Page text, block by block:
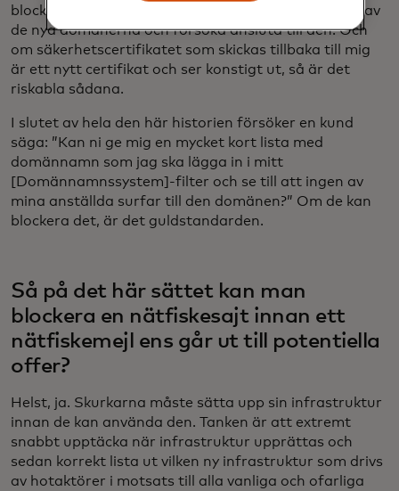
blockera den.” Vi kan istället gå igenom varenda en av
de nya domänerna och försöka ansluta till den. Och
om säkerhetscertifikatet som skickas tillbaka till mig
är ett nytt certifikat och ser konstigt ut, så är det
riskabla sådana.
I slutet av hela den här historien försöker en kund
säga: ”Kan ni ge mig en mycket kort lista med
domännamn som jag ska lägga in i mitt
[Domännamnssystem]-filter och se till att ingen av
mina anställda surfar till den domänen?” Om de kan
blockera det, är det guldstandarden.
Så på det här sättet kan man
blockera en nätfiskesajt innan ett
nätfiskemejl ens går ut till potentiella
offer?
Helst, ja. Skurkarna måste sätta upp sin infrastruktur
innan de kan använda den. Tanken är att extremt
snabbt upptäcka när infrastruktur upprättas och
sedan korrekt lista ut vilken ny infrastruktur som drivs
av hotaktörer i motsats till alla vanliga och ofarliga